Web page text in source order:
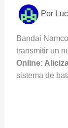
Por
Bandai
transmitir un
Online:
sistema de